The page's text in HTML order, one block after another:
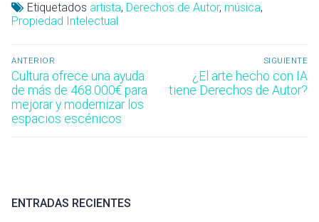
Etiquetados artista, Derechos de Autor, música,
Propiedad Intelectual
Navegación
de
entradas
ANTERIOR
Entrada
anterior:
Cultura ofrece una ayuda
de más de 468.000€ para
mejorar y modernizar los
espacios escénicos
SIGUIENTE
Entrada
siguiente:
¿El arte hecho con IA
tiene Derechos de Autor?
ENTRADAS RECIENTES